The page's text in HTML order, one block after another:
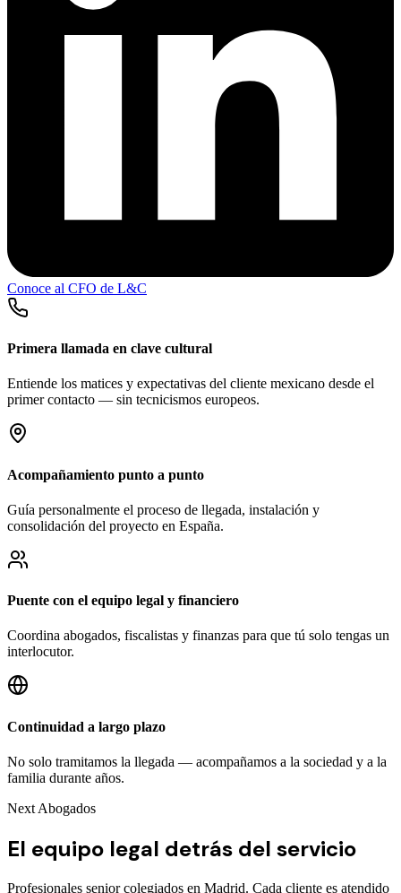
Conoce al CFO de L&C
Primera llamada en clave cultural
Entiende los matices y expectativas del cliente mexicano desde el
primer contacto — sin tecnicismos europeos.
Acompañamiento punto a punto
Guía personalmente el proceso de llegada, instalación y
consolidación del proyecto en España.
Puente con el equipo legal y financiero
Coordina abogados, fiscalistas y finanzas para que tú solo tengas un
interlocutor.
Continuidad a largo plazo
No solo tramitamos la llegada — acompañamos a la sociedad y a la
familia durante años.
Next Abogados
El equipo legal detrás del servicio
Profesionales senior colegiados en Madrid. Cada cliente es atendido